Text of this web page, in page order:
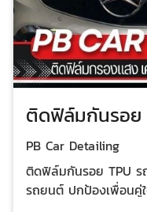
ติดฟิล์มกันรอย
PB Car Detailing
ติดฟิล์มกันรอย TPU รถยนต์ รังสิต
รถยนต์ ปกป้องเพื่อน